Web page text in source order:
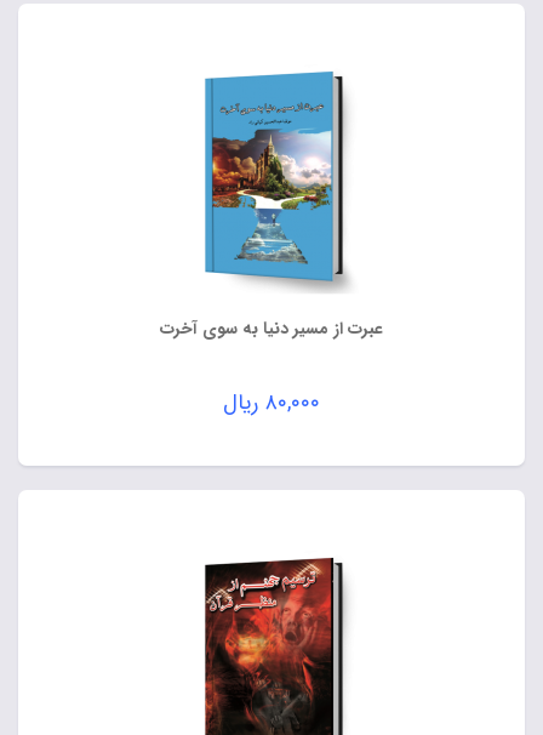
عبرت از مسیر دنیا به سوی آخرت
۸۰,۰۰۰ ریال